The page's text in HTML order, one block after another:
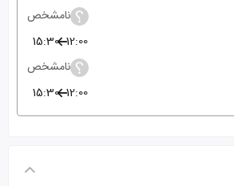
نامشخص
12:00
15:30
نامشخص
12:00
15:30